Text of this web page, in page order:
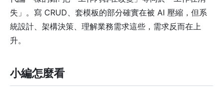
失」。寫 CRUD、套模板的部分確實在被 AI 壓縮，但系
統設計、架構決策、理解業務需求這些，需求反而在上
升。
小編怎麼看